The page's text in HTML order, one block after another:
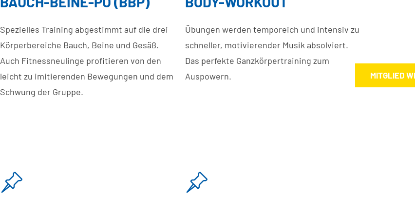
Spezielles Training abgestimmt auf die drei
Körperbereiche Bauch, Beine und Gesäß.
Auch Fitnessneulinge profitieren von den
leicht zu imitierenden Bewegungen und dem
Schwung der Gruppe.
Übungen werden temporeich und intensiv zu
schneller, motivierender Musik absolviert.
Das perfekte Ganzkörpertraining zum
Auspowern.
MITGLIED